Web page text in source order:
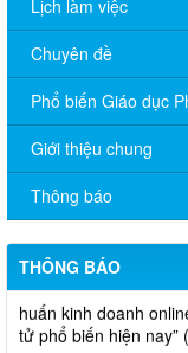
Lịch làm việc
Chuyên đề
Phổ biến Giáo dục
Giới thiệu chung
Thông báo
THÔNG BÁO
và hoạt động mua
2).
Thông báo bán
Thông báo lựa chọn
huấn kinh doanh
tử phổ biến hiện nay”